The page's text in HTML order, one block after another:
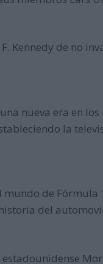
Kennedy de no
nueva era en
la
mundo de Fórmula
del